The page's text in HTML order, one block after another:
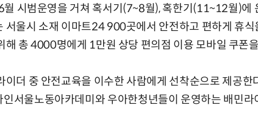
시범운영을 거쳐 혹서기(7~8월), 혹한기(11~12월)에
서울시 소재 이마트24 900곳에서 안전하고 편하게 휴식
해 총 4000명에게 1만원 상당 편의점 이용 모바일 쿠폰
이더 중 안전교육을 이수한 사람에게 선착순으로 제공한
서울노동아카데미와 우아한청년들이 운영하는 배민라